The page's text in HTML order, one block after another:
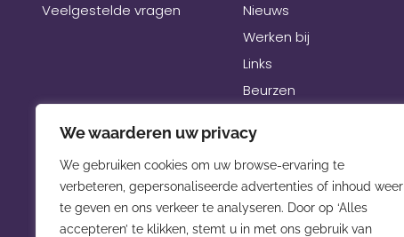
We waarderen uw privacy
We gebruiken cookies om uw browse-ervaring te
verbeteren, gepersonaliseerde advertenties of inhoud weer
te geven en ons verkeer te analyseren. Door op ‘Alles
accepteren’ te klikken, stemt u in met ons gebruik van
Veelgestelde vragen
Nieuws
Werken bij
Links
Beurzen